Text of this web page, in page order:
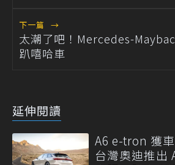
下一篇 →
太潮了吧！Mercedes-
趴嘻哈車
延伸閱讀
A6 e-tron 獲
台灣奧迪推出